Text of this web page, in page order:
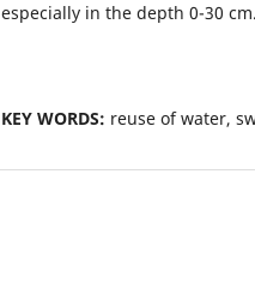
especially in the depth 0-30 cm.
KEY WORDS: reuse of water,